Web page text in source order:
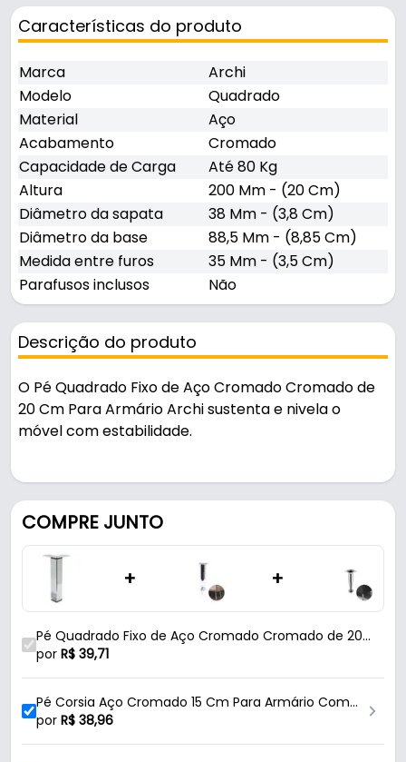
Características do produto
Marca
Archi
Modelo
Quadrado
Material
Aço
Acabamento
Cromado
Capacidade de Carga
Até 80 Kg
Altura
200 Mm - (20 Cm)
Diâmetro da sapata
38 Mm - (3,8 Cm)
Diâmetro da base
88,5 Mm - (8,85 Cm)
Medida entre furos
35 Mm - (3,5 Cm)
Parafusos inclusos
Não
Descrição do produto
O Pé Quadrado Fixo de Aço Cromado Cromado de
20 Cm Para Armário Archi sustenta e nivela o
móvel com estabilidade.
Fabricado em Aço com acabamento cromado, é
resistente e durável no uso diário. Suporta até 80
Características:
- Marca: Archi
- Modelo: Quadrado
- Acabamento: Cromado
- Capacidade de Carga: Até 80 Kg
COMPRE JUNTO
+ +
Pé Quadrado Fixo de Aço Cromado Cromado de 20
Cm Para Armário Archi
por R$ 39,71
Pé Corsia Aço Cromado 15 Cm Para Armário Com
Regulagens
por R$ 38,96